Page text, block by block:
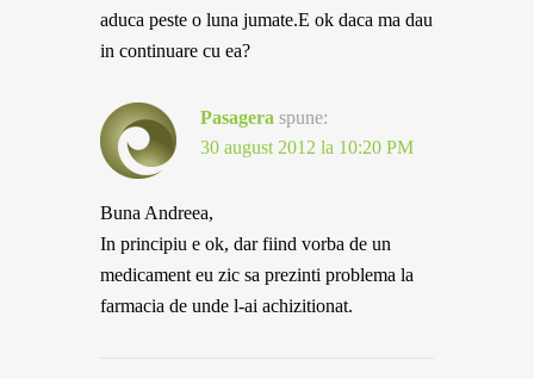
aduca peste o luna jumate.E ok daca ma dau
in continuare cu ea?
Pasagera spune:
30 august 2012 la 10:20 PM
Buna Andreea,
In principiu e ok, dar fiind vorba de un
medicament eu zic sa prezinti problema la
farmacia de unde l-ai achizitionat.